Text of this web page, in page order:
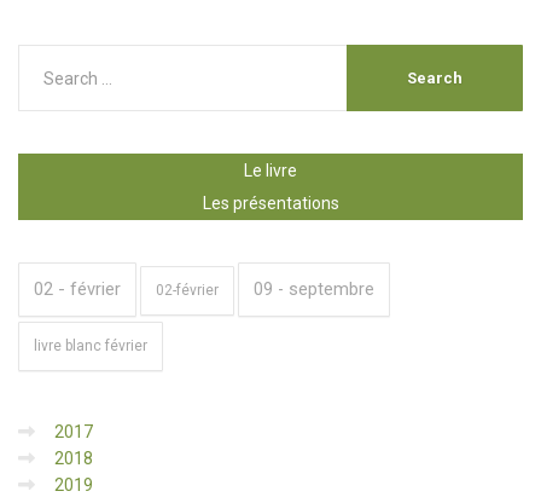
Le livre
Les présentations
02 - février 02-février 09 - septembre
livre blanc février
2017
2018
2019